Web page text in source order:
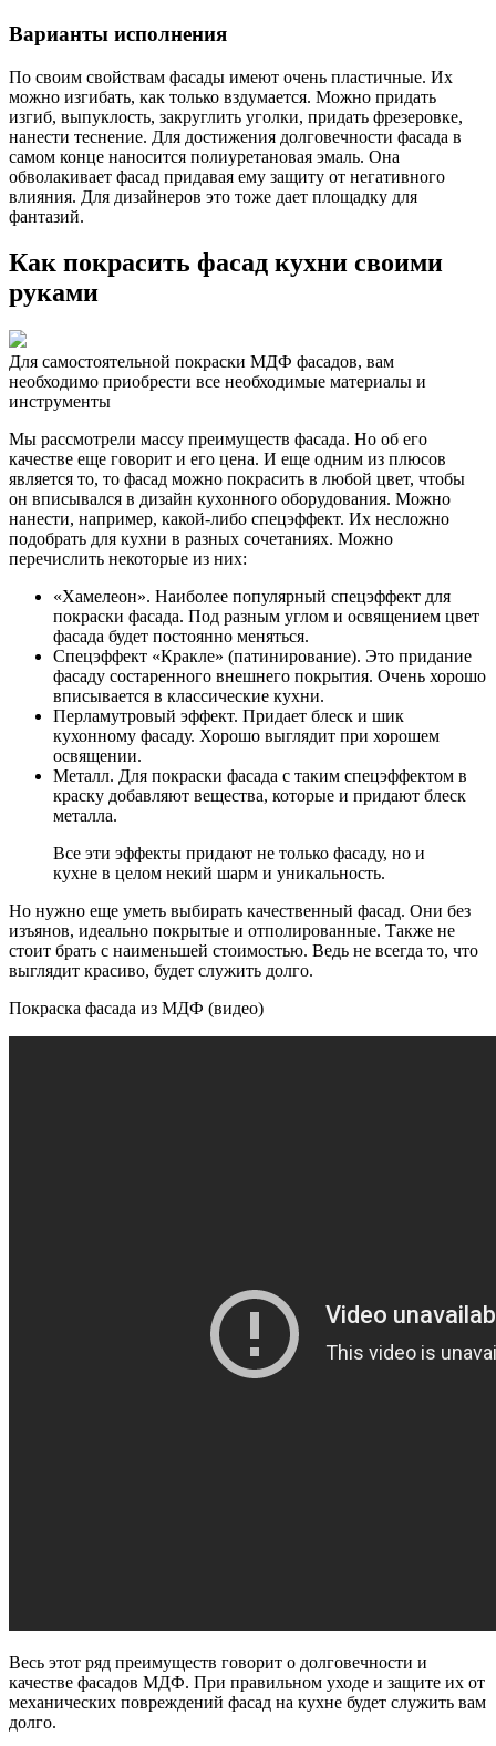
Варианты исполнения
По своим свойствам фасады имеют очень пластичные. Их
можно изгибать, как только вздумается. Можно придать
изгиб, выпуклость, закруглить уголки, придать фрезеровке,
нанести теснение. Для достижения долговечности фасада в
самом конце наносится полиуретановая эмаль. Она
обволакивает фасад придавая ему защиту от негативного
влияния. Для дизайнеров это тоже дает площадку для
фантазий.
Как покрасить фасад кухни своими
руками
Для самостоятельной покраски МДФ фасадов, вам
необходимо приобрести все необходимые материалы и
инструменты
Мы рассмотрели массу преимуществ фасада. Но об его
качестве еще говорит и его цена. И еще одним из плюсов
является то, то фасад можно покрасить в любой цвет, чтобы
он вписывался в дизайн кухонного оборудования. Можно
нанести, например, какой-либо спецэффект. Их несложно
подобрать для кухни в разных сочетаниях. Можно
перечислить некоторые из них:
«Хамелеон». Наиболее популярный спецэффект для
покраски фасада. Под разным углом и освящением цвет
фасада будет постоянно меняться.
Спецэффект «Кракле» (патинирование). Это придание
фасаду состаренного внешнего покрытия. Очень хорошо
вписывается в классические кухни.
Перламутровый эффект. Придает блеск и шик
кухонному фасаду. Хорошо выглядит при хорошем
освящении.
Металл. Для покраски фасада с таким спецэффектом в
краску добавляют вещества, которые и придают блеск
металла.
Все эти эффекты придают не только фасаду, но и
кухне в целом некий шарм и уникальность.
Но нужно еще уметь выбирать качественный фасад. Они без
изъянов, идеально покрытые и отполированные. Также не
стоит брать с наименьшей стоимостью. Ведь не всегда то, что
выглядит красиво, будет служить долго.
Покраска фасада из МДФ (видео)
Весь этот ряд преимуществ говорит о долговечности и
качестве фасадов МДФ. При правильном уходе и защите их от
механических повреждений фасад на кухне будет служить вам
долго.